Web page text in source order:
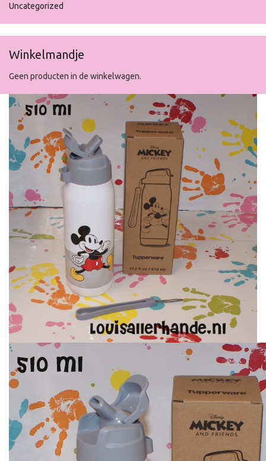
Uncategorized
Winkelmandje
Geen producten in de winkelwagen.